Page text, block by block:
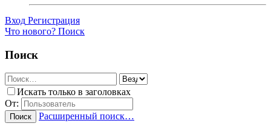
Вход Регистрация
Что нового? Поиск
Поиск
Искать только в заголовках
От:
Поиск Расширенный поиск…